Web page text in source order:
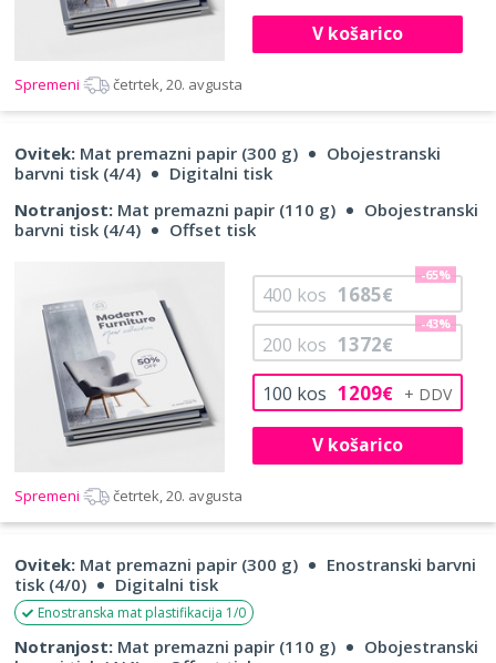
V košarico
Spremeni četrtek, 20. avgusta
Ovitek: Mat premazni papir (300 g)
Obojestranski
barvni tisk (4/4)
Digitalni tisk
Notranjost: Mat premazni papir (110 g)
Obojestranski
barvni tisk (4/4)
Offset tisk
100 kos 1209€
200 kos 1372€
-43%
400 kos 1685€
-65%
V košarico
Spremeni četrtek, 20. avgusta
Ovitek: Mat premazni papir (300 g)
Enostranski barvni
tisk (4/0)
Digitalni tisk
Enostranska mat plastifikacija 1/0
Notranjost: Mat premazni papir (110 g)
Obojestranski